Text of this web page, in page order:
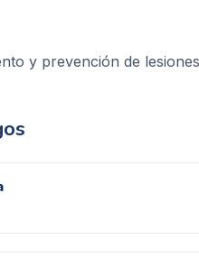
y prevención de